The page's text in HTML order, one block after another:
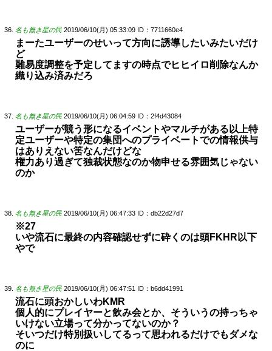
名も無き星の民 2019/06/10(月) 05:33:09 ID：7711660e4
まーたユーザーのせいって方向に誘導したいみたいだけ
ど
難易度調整を予定してますの時点でヒヒイロ削除なんか
織り込み済みだろ
名も無き星の民 2019/06/10(月) 06:04:59 ID：2f4d43084
ユーザーが競う形になるイベントやマルチがある以上特
定ユーザーや特定の集団へのプライベートでの情報供与
はありえない筈なんだけどな
権力あり過ぎて独裁状態なのか物申せる雰囲気じゃない
のか
名も無き星の民 2019/06/10(月) 06:47:33 ID：db22d27d7
※27
いや流石に最終の内容確認せずに砕くのは頭FKHR以下
やで
名も無き星の民 2019/06/10(月) 06:47:51 ID：b6dd41991
流石に頭おかしいわKMR
個人的にプレイヤーと飲み会とか、そういうの持っちゃ
いけない立場って分かってないのか？
そいつだけ特別扱いしてるって思われるだけでもダメな
のに